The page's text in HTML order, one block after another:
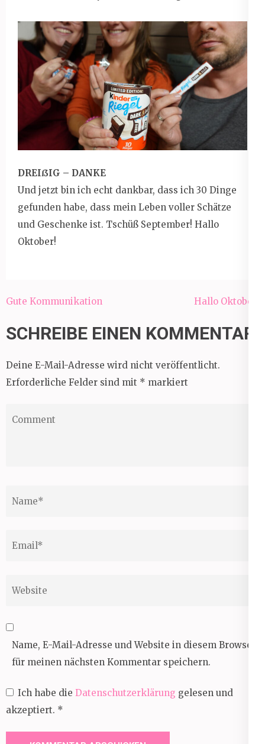
DREIßIG – DANKE
Und jetzt bin ich echt dankbar, dass ich 30 Dinge
gefunden habe, dass mein Leben voller Schätze
und Geschenke ist. Tschüß September! Hallo
Oktober!
Beitragsnavigation
Gute Kommunikation Hallo Oktober!
SCHREIBE EINEN KOMMENTAR
Deine E-Mail-Adresse wird nicht veröffentlicht.
Erforderliche Felder sind mit * markiert
Name, E-Mail-Adresse und Website in diesem Browser
für meinen nächsten Kommentar speichern.
Ich habe die Datenschutzerklärung gelesen und
akzeptiert. *